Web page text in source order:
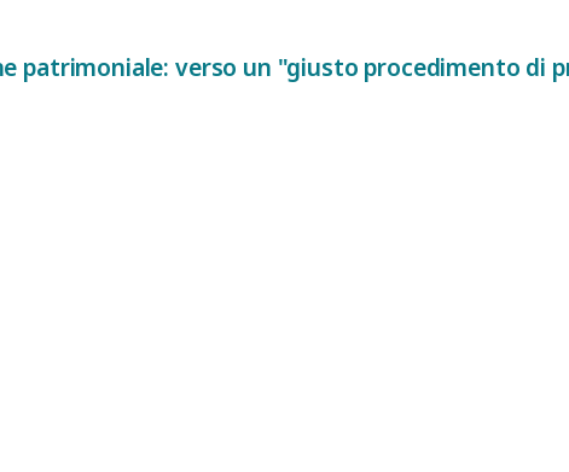
patrimoniale: verso un "giusto procedimento di